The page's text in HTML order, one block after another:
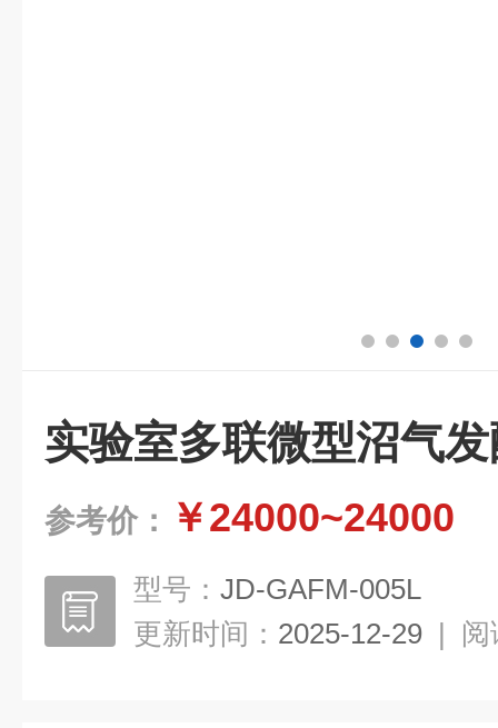
实验室多联微型沼气
参考价： ￥24000~24000
型号： JD-GAFM-005L
更新时间： 2025-12-29 | 阅